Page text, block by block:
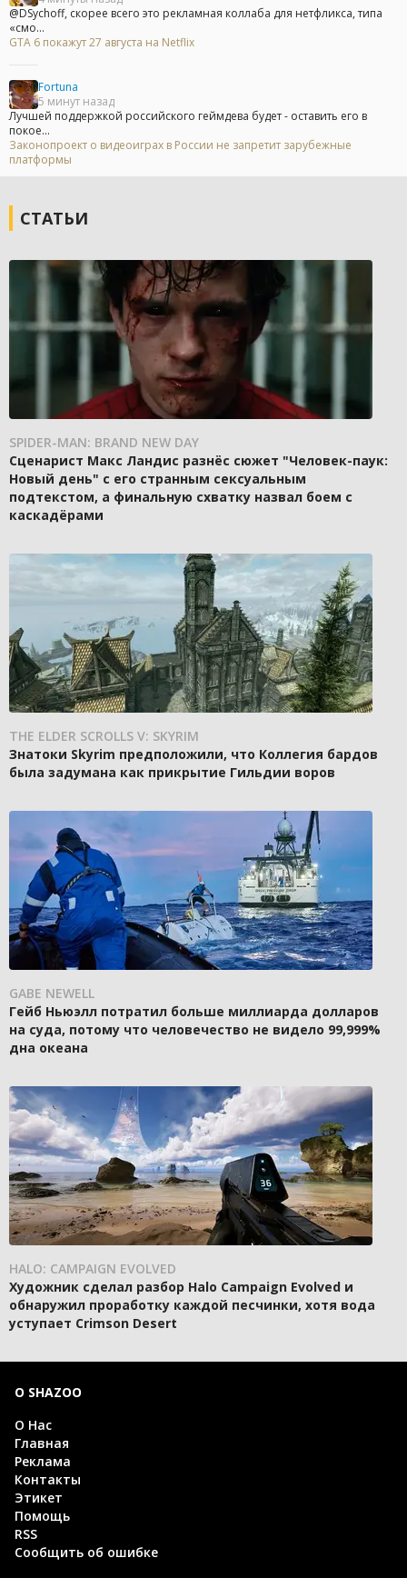
@DSychoff, скорее всего это рекламная коллаба для нетфликса, типа
«смо...
GTA 6 покажут 27 августа на Netflix
Fortuna
5 минут назад
Лучшей поддержкой российского геймдева будет - оставить его в
покое...
Законопроект о видеоиграх в России не запретит зарубежные
платформы
СТАТЬИ
SPIDER-MAN: BRAND NEW DAY
Сценарист Макс Ландис разнёс сюжет "Человек-паук:
Новый день" с его странным сексуальным
подтекстом, а финальную схватку назвал боем с
каскадёрами
THE ELDER SCROLLS V: SKYRIM
Знатоки Skyrim предположили, что Коллегия бардов
была задумана как прикрытие Гильдии воров
GABE NEWELL
Гейб Ньюэлл потратил больше миллиарда долларов
на суда, потому что человечество не видело 99,999%
дна океана
HALO: CAMPAIGN EVOLVED
Художник сделал разбор Halo Campaign Evolved и
обнаружил проработку каждой песчинки, хотя вода
уступает Crimson Desert
О SHAZOO
О Нас
Главная
Реклама
Контакты
Этикет
Помощь
RSS
Сообщить об ошибке